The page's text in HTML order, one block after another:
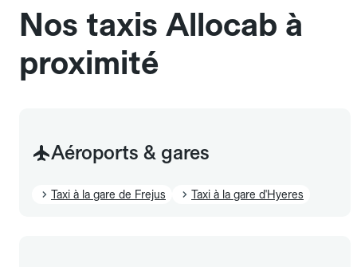
Nos taxis Allocab à
proximité
Aéroports & gares
Taxi à la gare de Frejus Taxi à la gare d'Hyeres